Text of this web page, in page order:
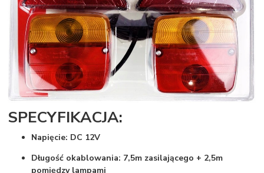
SPECYFIKACJA:
Napięcie: DC 12V
Długość okablowania: 7,5m zasilającego + 2,5m
pomiędzy lampami